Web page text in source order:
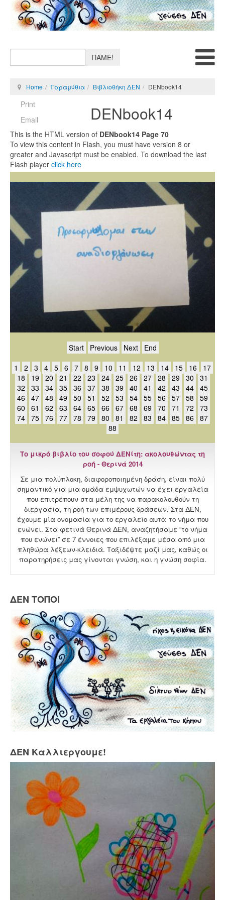
ΠΑΜΕ!
Home Παραμύθια Βιβλιοθήκη ΔΕΝ DENbook14
Print
Email
DENbook14
This is the HTML version of DENbook14 Page 70
To view this content in Flash, you must have version 8 or
greater and Javascript must be enabled. To download the last
Flash player click here
Start Previous Next
End
1
2 3 4 5 6 7 8 9 10 11 12 13 14 15 16
17
18
19 20 21 22 23 24 25 26 27 28 29 30
31
32
33 34 35 36 37 38 39 40 41 42 43 44 45
46
47 48 49 50 51 52 53 54 55 56 57 58
59
60
61 62 63 64 65 66 67 68 69 70 71 72
73
74 75 76 77 78 79 80 81 82 83 84 85 86
87
88
Το μικρό βιβλίο του σοφού ΔΕΝίτη: ακολουθώντας τη
ροή - Θερινά 2014
Σε μια πολύπλοκη, διαφοροποιημένη δράση, είναι πολύ
σημαντικό για μια ομάδα εμψυχωτών να έχει εργαλεία
που επιτρέπουν στα μέλη της να παρακολουθούν τη
διεργασία, τη ροή των επιμέρους δράσεων. Στα ΔΕΝ,
έχουμε μία ονομασία για το εργαλείο αυτό: το νήμα που
ενώνει. Στα φετινά Θερινά ΔΕΝ, αναζητήσαμε “το νήμα
που ενώνει” σε 7 έννοιες που επιλέξαμε μέσα από μια
πληθώρα λέξεων-κλειδιά. Ταξιδέψτε μαζί μας, καθώς οι
παρατηρήσεις μας γίνονται γνώση, και η γνώση σοφία.
ΔΕΝ ΤΟΠΟΙ
ΔΕΝ Καλλιεργουμε!